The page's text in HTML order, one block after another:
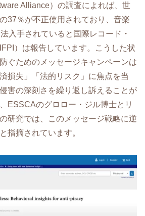
Alliance）の調査によれば、世
37％が不正使用されており、音楽
入手されていると国際レコード・
）は報告しています。こうした状
ぐためのメッセージキャンペーンは
損失」「法的リスク」に焦点を当
害の深刻さを繰り返し訴えることが
ESSCAのグロロー・ジル博士とリ
研究では、このメッセージ戦略に逆
指摘されています。